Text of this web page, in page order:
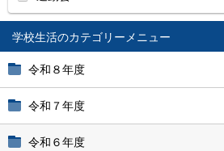
学校生活
令和８年度
令和７年度
令和６年度